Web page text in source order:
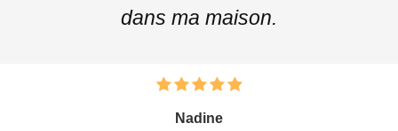
dans ma maison.
Nadine